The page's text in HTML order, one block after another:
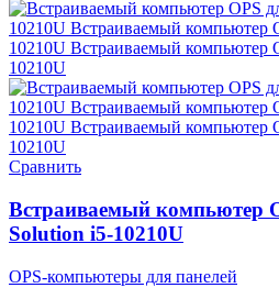
Сравнить
Встраиваемый компьютер
Solution i5-10210U
OPS-компьютеры для панелей